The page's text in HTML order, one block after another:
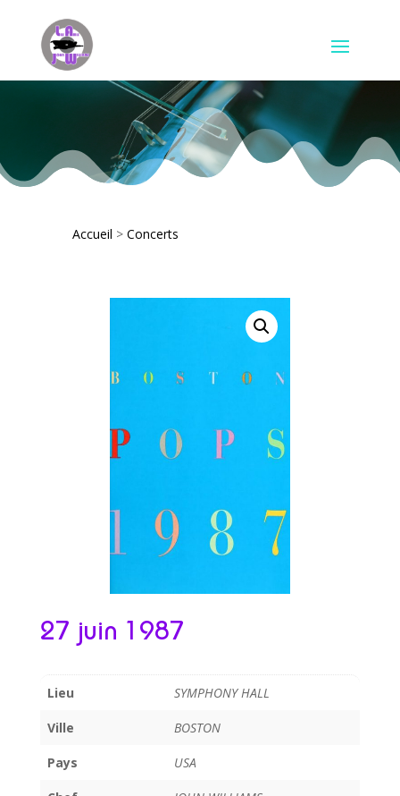
Accueil > Concerts
27 juin 1987
Lieu SYMPHONY HALL
Ville BOSTON
Pays USA